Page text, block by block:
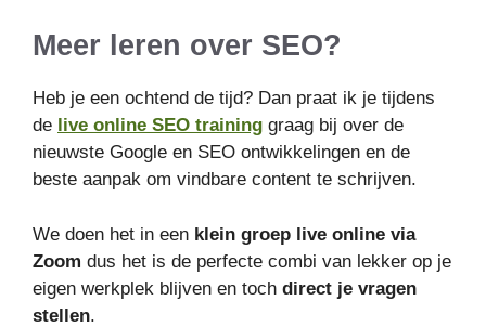
Meer leren over SEO?
Heb je een ochtend de tijd? Dan praat ik je tijdens
de live online SEO training graag bij over de
nieuwste Google en SEO ontwikkelingen en de
beste aanpak om vindbare content te schrijven.
We doen het in een klein groep live online via
Zoom dus het is de perfecte combi van lekker op je
eigen werkplek blijven en toch direct je vragen
stellen.